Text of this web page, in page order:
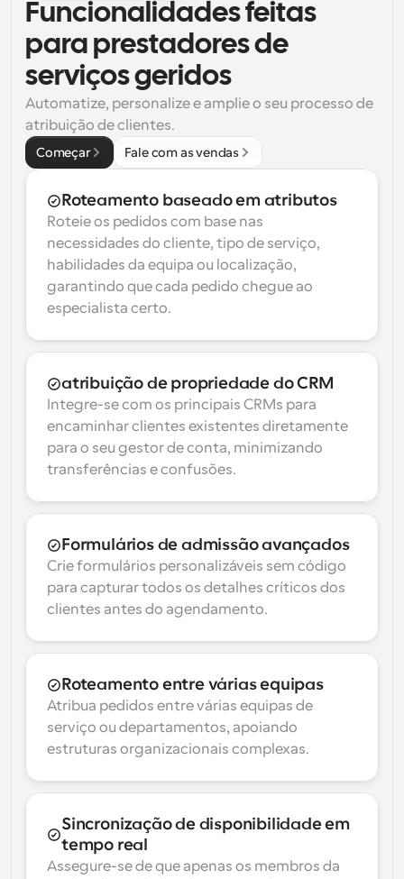
Funcionalidades feitas
para prestadores de
serviços geridos
Automatize, personalize e amplie o seu processo de
atribuição de clientes.
Começar Fale com as vendas
Roteamento baseado em atributos
Roteie os pedidos com base nas
necessidades do cliente, tipo de serviço,
habilidades da equipa ou localização,
garantindo que cada pedido chegue ao
especialista certo.
atribuição de propriedade do CRM
Integre-se com os principais CRMs para
encaminhar clientes existentes diretamente
para o seu gestor de conta, minimizando
transferências e confusões.
Formulários de admissão avançados
Crie formulários personalizáveis sem código
para capturar todos os detalhes críticos dos
clientes antes do agendamento.
Roteamento entre várias equipas
Atribua pedidos entre várias equipas de
serviço ou departamentos, apoiando
estruturas organizacionais complexas.
Sincronização de disponibilidade em
tempo real
Assegure-se de que apenas os membros da